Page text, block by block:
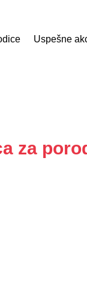
Uspešne
za